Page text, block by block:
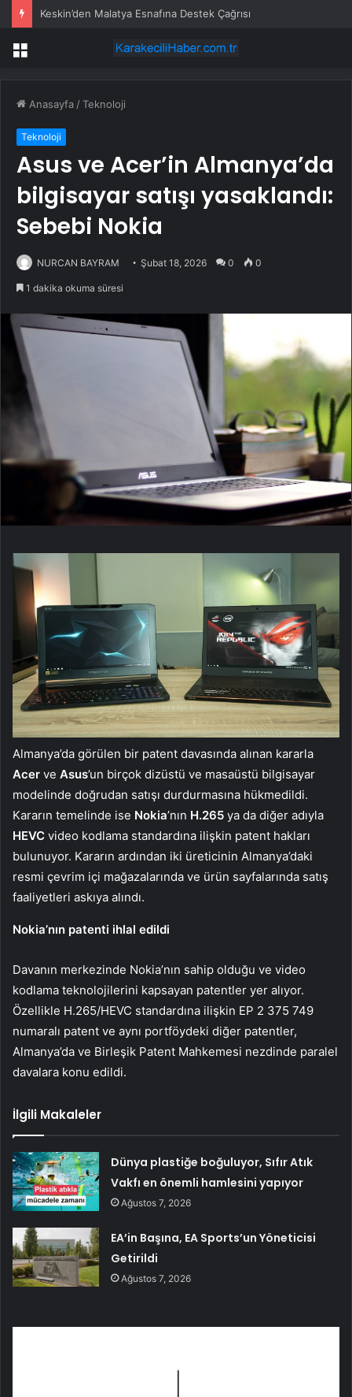
Murat Ongun CHP’den istifa etti
Menü
Anasayfa /Teknoloji
Teknoloji
Asus ve Acer’in Almanya’da
bilgisayar satışı yasaklandı:
Sebebi Nokia
NURCAN BAYRAM Şubat 18, 2026 0 0
1 dakika okuma süresi
Almanya’da görülen bir patent davasında alınan kararla
Acer ve Asus’un birçok dizüstü ve masaüstü bilgisayar
modelinde doğrudan satışı durdurmasına hükmedildi.
Kararın temelinde ise Nokia’nın H.265 ya da diğer adıyla
HEVC video kodlama standardına ilişkin patent hakları
bulunuyor. Kararın ardından iki üreticinin Almanya’daki
resmi çevrim içi mağazalarında ve ürün sayfalarında satış
faaliyetleri askıya alındı.
Nokia’nın patenti ihlal edildi
Davanın merkezinde Nokia’nın sahip olduğu ve video
kodlama teknolojilerini kapsayan patentler yer alıyor.
Özellikle H.265/HEVC standardına ilişkin EP 2 375 749
numaralı patent ve aynı portföydeki diğer patentler,
Almanya’da ve Birleşik Patent Mahkemesi nezdinde paralel
davalara konu edildi.
İlgili Makaleler
Dünya plastiğe boğuluyor, Sıfır Atık
Vakfı en önemli hamlesini yapıyor
Ağustos 7, 2026
EA’in Başına, EA Sports’un Yöneticisi
Getirildi
Ağustos 7, 2026